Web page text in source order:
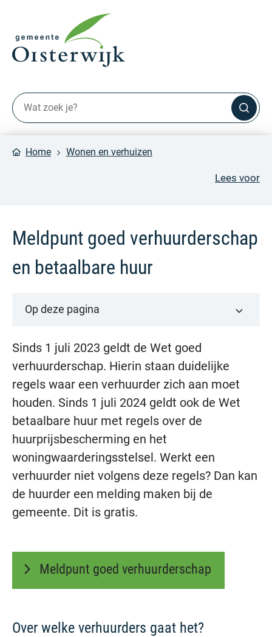
Home Wonen en verhuizen
Lees voor
Meldpunt goed verhuurderschap
en betaalbare huur
Sinds 1 juli 2023 geldt de Wet goed
verhuurderschap. Hierin staan duidelijke
regels waar een verhuurder zich aan moet
houden. Sinds 1 juli 2024 geldt ook de Wet
betaalbare huur met regels over de
huurprijsbescherming en het
woningwaarderingsstelsel. Werkt een
verhuurder niet volgens deze regels? Dan kan
de huurder een melding maken bij de
gemeente. Dit is gratis.
Meldpunt goed verhuurderschap
Over welke verhuurders gaat het?
Op deze pagina